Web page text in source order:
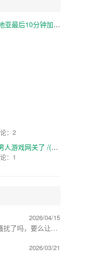
10分钟加时给我看哭了
：2
戏网关了 /(ㄒoㄒ)/~~
：1
2026/04/15
这不纯电话骚扰了吗，要么让那个员工处理，要么报警处理
2026/03/21